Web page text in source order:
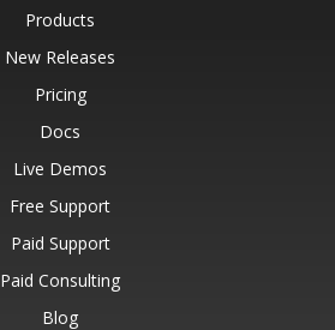
Products
New Releases
Pricing
Docs
Live Demos
Free Support
Paid Support
Paid Consulting
Blog